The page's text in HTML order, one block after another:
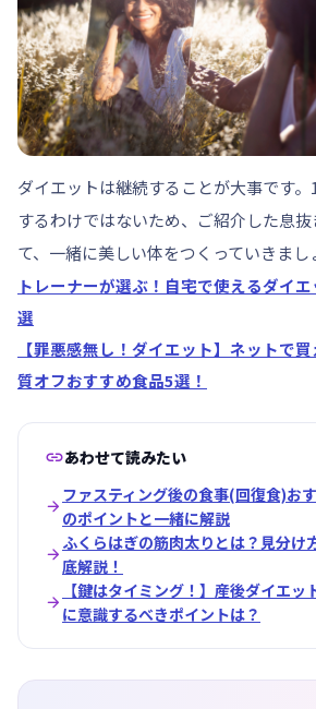
ダイエットは継続することが大事です
するわけではないため、ご紹介した息
て、一緒に美しい体をつくっていきまし
トレーナーが選ぶ！自宅で使えるダイ
選
【罪悪感無し！ダイエット】ネットで
質オフおすすめ食品5選！
あわせて読みたい

ファスティング後の食事(回復食)お
のポイントと一緒に解説

ふくらはぎの筋肉太りとは？見分け
底解説！

【鍵はタイミング！】産後ダイエッ
に意識するべきポイントは？